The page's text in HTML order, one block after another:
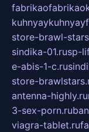
store-brawl-
sindika-01.rusp-
e-abis-1-c.ru
store-
antenna-highly.ru
3-sex-porn.ru
viagra-tablet.ru